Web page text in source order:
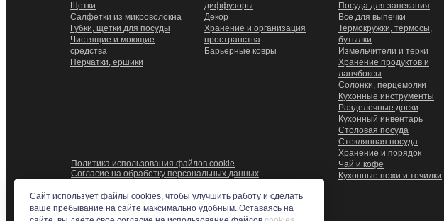
Щетки
Салфетки из микроволокна
Губки, щетки для посуды
Чистящие и моющие
средства
Перчатки, ершики
диффузоры
Декор
Хранение и организация
пространства
Барьерные ковры
Посуда для запекания
Все для выпечки
Термокружки, термосы,
бутылки
Измельчители и терки
Хранение продуктов и
ланчбоксы
Сoлонки, перцемолки
Кухонные инструменты
Разделочные доски
Кухонный инвентарь
Столовая посуда
Стеклянная посуда
Хранение и порядок
Чай и кофе
Кухонные ножи и точилки
Политика использования файлов cookie
Согласие на обработку персональных данных
Сайт использует файлы cookies, чтобы улучшить работу и сделать
ваше пребывание на сайте максимально удобным. Оставаясь на